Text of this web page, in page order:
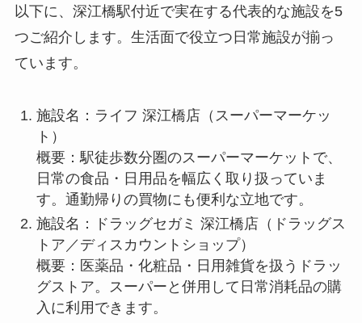
以下に、深江橋駅付近で実在する代表的な施設を5
つご紹介します。生活面で役立つ日常施設が揃っ
ています。
施設名：ライフ 深江橋店（スーパーマーケッ
ト）
概要：駅徒歩数分圏のスーパーマーケットで、
日常の食品・日用品を幅広く取り扱っていま
す。通勤帰りの買物にも便利な立地です。
施設名：ドラッグセガミ 深江橋店（ドラッグス
トア／ディスカウントショップ）
概要：医薬品・化粧品・日用雑貨を扱うドラッ
グストア。スーパーと併用して日常消耗品の購
入に利用できます。